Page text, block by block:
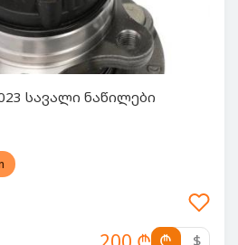
სავალი ნაწილები
₾ $